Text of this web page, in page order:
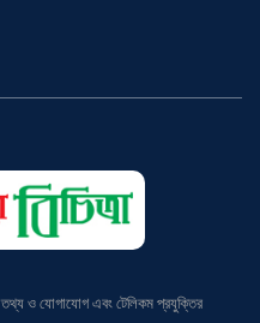
তথ্য ও যোগাযোগ এবং টেলিকম প্রযুক্তির